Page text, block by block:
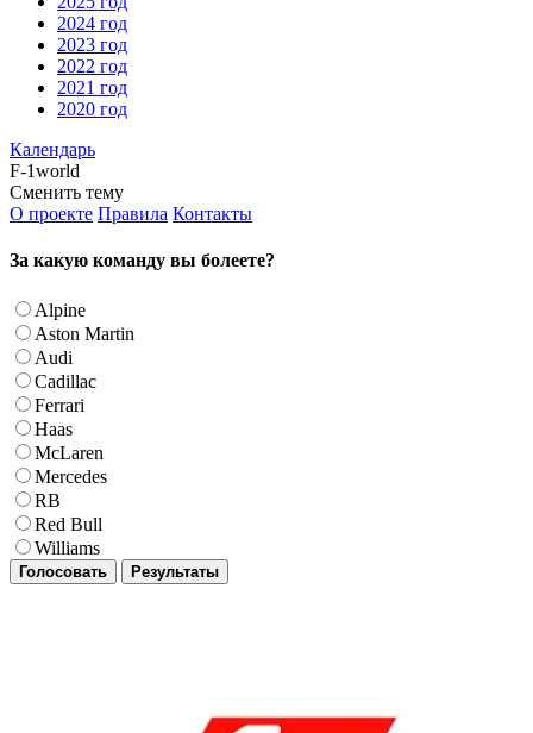
2024 год
2023 год
2022 год
2021 год
2020 год
Календарь
F-1world
Сменить тему
О проекте Правила Контакты
За какую команду вы болеете?
Alpine
Aston Martin
Audi
Cadillac
Ferrari
Haas
McLaren
Mercedes
RB
Red Bull
Williams
Голосовать Результаты